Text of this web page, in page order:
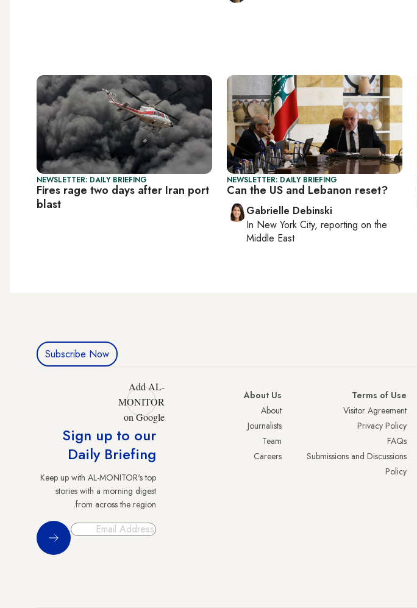
NEWSLETTER: DAILY BRIEFING
Can the US and Lebanon reset?
Gabrielle Debinski
In New York City, reporting on the
Middle East
NEWSLETTER: DAILY BRIEFING
Fires rage two days after Iran port
blast
Subscribe Now
Terms of Use
Visitor Agreement
Privacy Policy
FAQs
Submissions and Discussions
Policy
About Us
About
Journalists
Team
Careers
Add AL-
MONITOR
on Google
Sign up to our
Daily Briefing
Keep up with AL-MONITOR's top
stories with a morning digest
from across the region.
Sign Up